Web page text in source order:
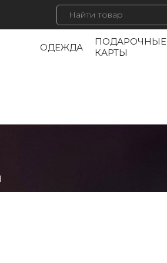
ОДЕЖДА
ПОДАРОЧНЫЕ
КАРТЫ